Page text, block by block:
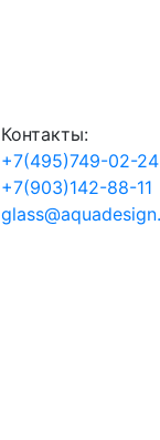
Контакты:
+7(495)749-02-24
+7(903)142-88-11